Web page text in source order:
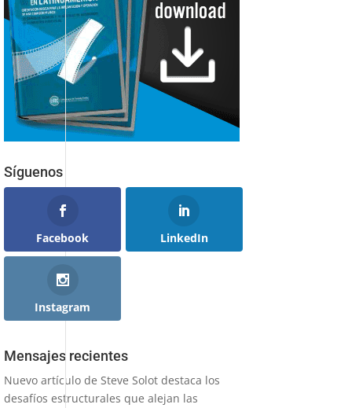
Síguenos
Facebook LinkedIn
Instagram
Mensajes recientes
Nuevo artículo de Steve Solot destaca los
desafíos estructurales que alejan las